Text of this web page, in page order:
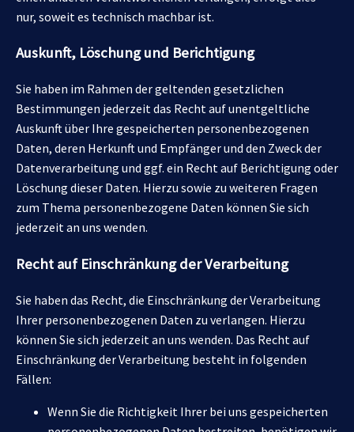
nur, soweit es technisch machbar ist.
Auskunft, Löschung und Berichtigung
Sie haben im Rahmen der geltenden gesetzlichen
Bestimmungen jederzeit das Recht auf unentgeltliche
Auskunft über Ihre gespeicherten personenbezogenen
Daten, deren Herkunft und Empfänger und den Zweck der
Datenverarbeitung und ggf. ein Recht auf Berichtigung oder
Löschung dieser Daten. Hierzu sowie zu weiteren Fragen
zum Thema personenbezogene Daten können Sie sich
jederzeit an uns wenden.
Recht auf Einschränkung der Verarbeitung
Sie haben das Recht, die Einschränkung der Verarbeitung
Ihrer personenbezogenen Daten zu verlangen. Hierzu
können Sie sich jederzeit an uns wenden. Das Recht auf
Einschränkung der Verarbeitung besteht in folgenden
Fällen:
Wenn Sie die Richtigkeit Ihrer bei uns gespeicherten